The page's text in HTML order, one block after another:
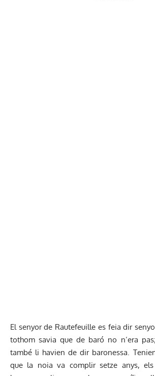
El senyor de Rautefeuille es feia dir
tothom savia que de baró no n’era
també li havien de dir baronessa.
que la noia va complir setze anys,